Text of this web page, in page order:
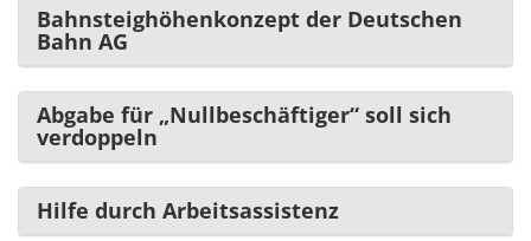
Bahnsteighöhenkonzept der Deutschen
Bahn AG
Abgabe für „Nullbeschäftiger“ soll sich
verdoppeln
Hilfe durch Arbeitsassistenz